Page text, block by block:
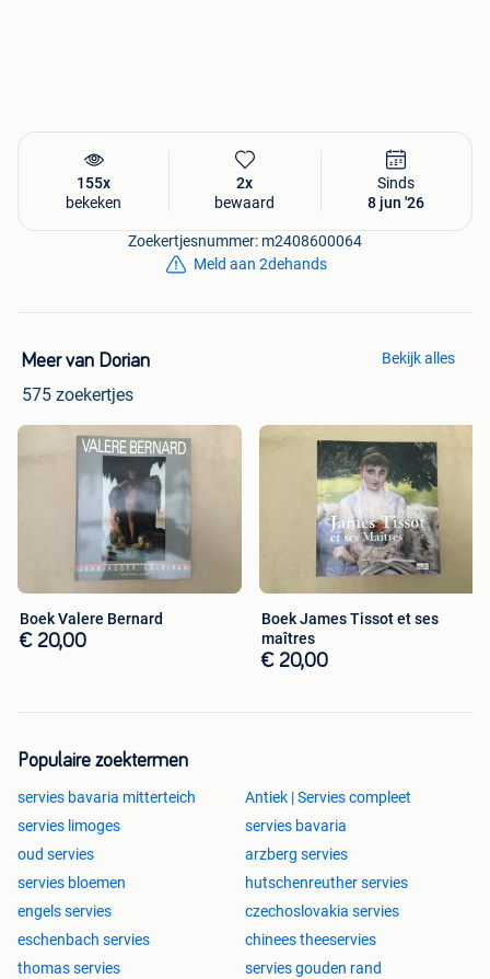
155x
bekeken
2x
bewaard
Sinds
8 jun '26
Zoekertjesnummer: m2408600064
Meld aan 2dehands
Meer van Dorian
575 zoekertjes
Bekijk alles
Boek Valere Bernard
€ 20,00
Boek James Tissot et ses
maîtres
€ 20,00
Populaire zoektermen
servies bavaria mitterteich
Antiek | Servies compleet
servies limoges
servies bavaria
oud servies
arzberg servies
servies bloemen
hutschenreuther servies
engels servies
czechoslovakia servies
eschenbach servies
chinees theeservies
thomas servies
servies gouden rand